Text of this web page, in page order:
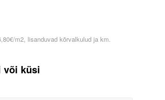
m2, lisanduvad kõrvalkulud ja km.
või küsi